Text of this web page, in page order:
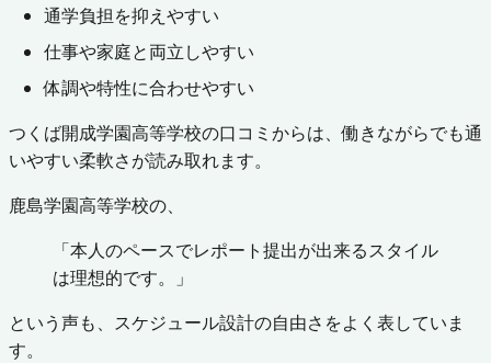
通学負担を抑えやすい
仕事や家庭と両立しやすい
体調や特性に合わせやすい
つくば開成学園高等学校の口コミからは、働きながらでも通
いやすい柔軟さが読み取れます。
鹿島学園高等学校の、
「本人のペースでレポート提出が出来るスタイル
は理想的です。」
という声も、スケジュール設計の自由さをよく表していま
す。